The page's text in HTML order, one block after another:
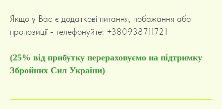
Якщо у Вас є додаткові питання, побажання або
пропозиції - телефонуйте: +380938711721
(25% від прибутку перераховуємо на підтримку
Збройних Сил України)